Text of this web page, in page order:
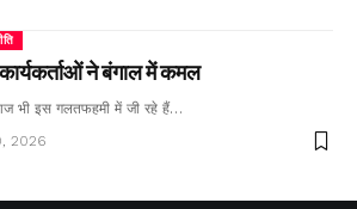
ने बंगाल में कमल
भी इस गलतफहमी में जी रहे हैं…
2026